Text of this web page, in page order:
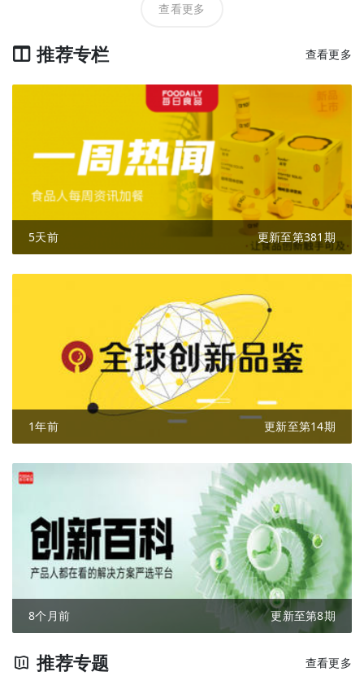
查看更多
推荐专栏 查看更多
5天前 更新至第381期
1年前 更新至第14期
8个月前 更新至第8期
推荐专题 查看更多